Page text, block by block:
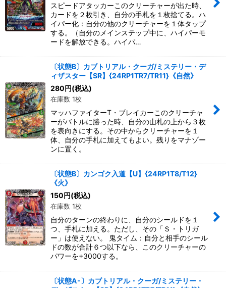
スピードアタッカーこのクリーチャーが出た時、
カードを２枚引き、自分の手札を１枚捨てる。ハ
イパー化：自分の他のクリーチャーを１体タップ
する。（自分のメインステップ中に、ハイパーモ
ードを解放できる。ハイパ…
〔状態B〕カブトリアル・クーガ/ミステリー・デ
ィザスター【SR】{24RP1TR7/TR11}《自然》
280円(税込)
在庫数 1枚
マッハファイターT・ブレイカーこのクリーチャ
ーがバトルに勝った時、自分の山札の上から３枚
を表向きにする。その中からクリーチャーを１
体、自分の手札に加えてもよい。残りをマナゾー
ンに置く。
〔状態B〕カンゴク入道【U】{24RP1T8/T12}
《火》
150円(税込)
在庫数 1枚
自分のターンの終わりに、自分のシールドを１
つ、手札に加える。ただし、その「Ｓ・トリガ
ー」は使えない。 鬼タイム：自分と相手のシール
ドの数が合計６つ以下なら、このクリーチャーの
パワーを+3000する。
〔状態A-〕カブトリアル・クーガ/ミステリー・